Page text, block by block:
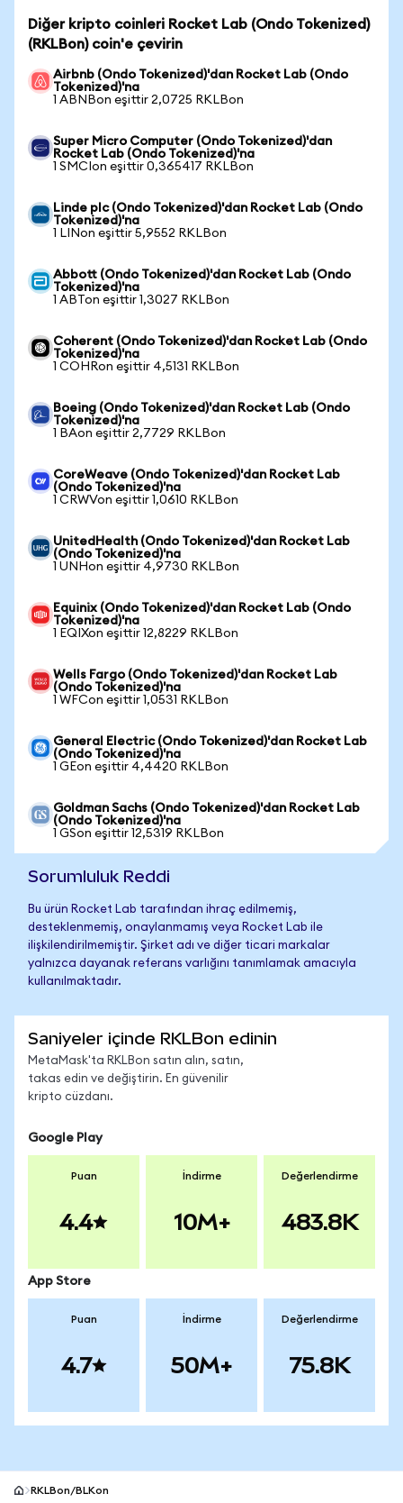
Diğer kripto coinleri Rocket Lab (Ondo Tokenized)
(RKLBon) coin'e çevirin
Airbnb (Ondo Tokenized)'dan Rocket Lab (Ondo
Tokenized)'na
1 ABNBon eşittir 2,0725 RKLBon
Super Micro Computer (Ondo Tokenized)'dan
Rocket Lab (Ondo Tokenized)'na
1 SMCIon eşittir 0,365417 RKLBon
Linde plc (Ondo Tokenized)'dan Rocket Lab (Ondo
Tokenized)'na
1 LINon eşittir 5,9552 RKLBon
Abbott (Ondo Tokenized)'dan Rocket Lab (Ondo
Tokenized)'na
1 ABTon eşittir 1,3027 RKLBon
Coherent (Ondo Tokenized)'dan Rocket Lab (Ondo
Tokenized)'na
1 COHRon eşittir 4,5131 RKLBon
Boeing (Ondo Tokenized)'dan Rocket Lab (Ondo
Tokenized)'na
1 BAon eşittir 2,7729 RKLBon
CoreWeave (Ondo Tokenized)'dan Rocket Lab
(Ondo Tokenized)'na
1 CRWVon eşittir 1,0610 RKLBon
UnitedHealth (Ondo Tokenized)'dan Rocket Lab
(Ondo Tokenized)'na
1 UNHon eşittir 4,9730 RKLBon
Equinix (Ondo Tokenized)'dan Rocket Lab (Ondo
Tokenized)'na
1 EQIXon eşittir 12,8229 RKLBon
Wells Fargo (Ondo Tokenized)'dan Rocket Lab
(Ondo Tokenized)'na
1 WFCon eşittir 1,0531 RKLBon
General Electric (Ondo Tokenized)'dan Rocket Lab
(Ondo Tokenized)'na
1 GEon eşittir 4,4420 RKLBon
Goldman Sachs (Ondo Tokenized)'dan Rocket Lab
(Ondo Tokenized)'na
1 GSon eşittir 12,5319 RKLBon
Sorumluluk Reddi
Bu ürün Rocket Lab tarafından ihraç edilmemiş,
desteklenmemiş, onaylanmamış veya Rocket Lab ile
ilişkilendirilmemiştir. Şirket adı ve diğer ticari markalar
yalnızca dayanak referans varlığını tanımlamak amacıyla
kullanılmaktadır.
Saniyeler içinde RKLBon edinin
MetaMask'ta RKLBon satın alın, satın,
takas edin ve değiştirin. En güvenilir
kripto cüzdanı.
Google Play
Puan
4.4
İndirme
10M+
Değerlendirme
483.8K
App Store
Puan
4.7
İndirme
50M+
Değerlendirme
75.8K
RKLBon/BLKon